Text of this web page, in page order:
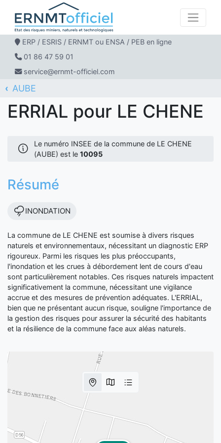
ERP / ESRIS / ERNMT ou ENSA / PEB en ligne
01 86 47 59 01
service@ernmt-officiel.com
ERNMT Officiel
ERRIAL
AUBE
LE CHENE
ERRIAL pour LE CHENE
Le numéro INSEE de la commune de LE CHENE
(AUBE) est le 10095
Résumé
INONDATION
La commune de LE CHENE est soumise à divers risques
naturels et environnementaux, nécessitant un diagnostic ERP
rigoureux. Parmi les risques les plus préoccupants,
l'inondation et les crues à débordement lent de cours d'eau
sont particulièrement notables. Ces risques naturels impactent
significativement la commune, nécessitant une vigilance
accrue et des mesures de prévention adéquates. L'ERRIAL,
bien que ne présentant aucun risque, souligne l'importance de
la gestion des risques pour assurer la sécurité des habitants
et la résilience de la commune face aux aléas naturels.